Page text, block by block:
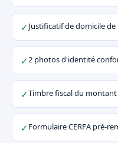
✓Justificatif de domicile
✓2 photos d'identité
✓Timbre fiscal du
✓ Formulaire CERFA pré-